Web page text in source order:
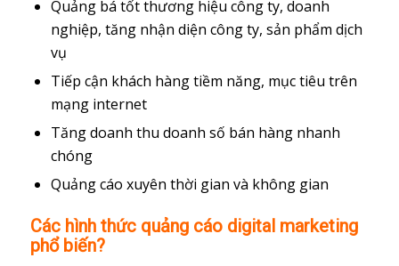
Quảng bá tốt thương hiệu công ty, doanh
nghiệp, tăng nhận diện công ty, sản phẩm dịch
vụ
Tiếp cận khách hàng tiềm năng, mục tiêu trên
mạng internet
Tăng doanh thu doanh số bán hàng nhanh
chóng
Quảng cáo xuyên thời gian và không gian
Các hình thức quảng cáo digital marketing
phổ biến?